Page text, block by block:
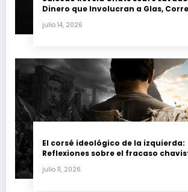
Dinero que Involucran a Glas,
julio 14, 2026
El corsé ideológico de la izquierda:
Reflexiones sobre el fracaso
julio 11, 2026